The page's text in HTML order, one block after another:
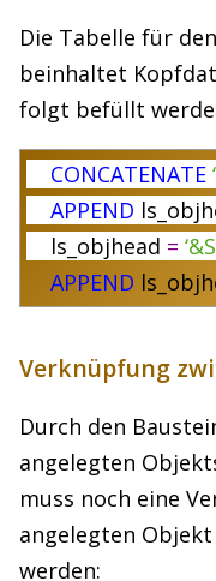
Die Tabelle für
beinhaltet
folgt befüllt
CONCATENATE
APPEND
ls_objhead =
APPEND
Verknüpfung
Durch den
angelegten
muss noch eine
angelegten
werden: